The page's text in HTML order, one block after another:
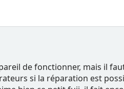
de fonctionner, mais il
si la réparation est